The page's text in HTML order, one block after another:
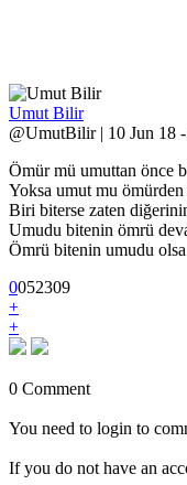
Umut Bilir
@UmutBilir | 10 Jun 18
Ömür mü umuttan önce
Yoksa umut mu
Biri biterse zaten
Umudu bitenin ömrü
Ömrü bitenin umudu
0052309
+
+
0 Comment
You need to login to
If you do not have an